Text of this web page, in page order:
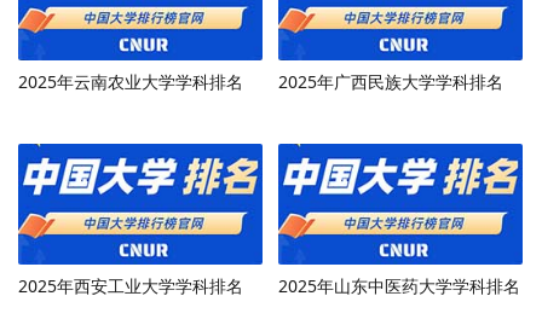
2025年云南农业大学学科排名 2025年广西民族大学学科排名
2025年西安工业大学学科排名 2025年山东中医药大学学科排名